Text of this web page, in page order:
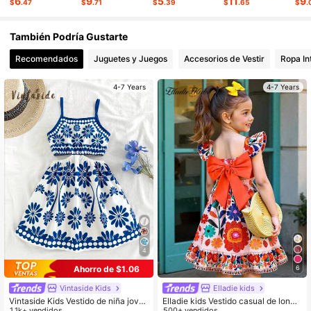
$ .47 $ .71 $ .39 $ .65 $
También Podría Gustarte
Recomendados Juguetes y Juegos Accesorios de Vestir Ropa
4-7 Years
4
Ahorro de $1.06
Vintaside Kids
Vintaside Kids Vestido de niña jove
4-7 Years
6
Elladie kids
Elladie kids Vestido casual de longit